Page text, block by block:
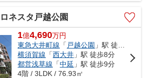
ロネスタ戸越公園
1億4,690万円
東急大井町線 「 戸越公園 」駅 徒歩5分
横須賀線 「西大井 」駅 徒歩8分
都営浅草線 「中延 」駅 徒歩9分
4階 / 3LDK / 76.93㎡